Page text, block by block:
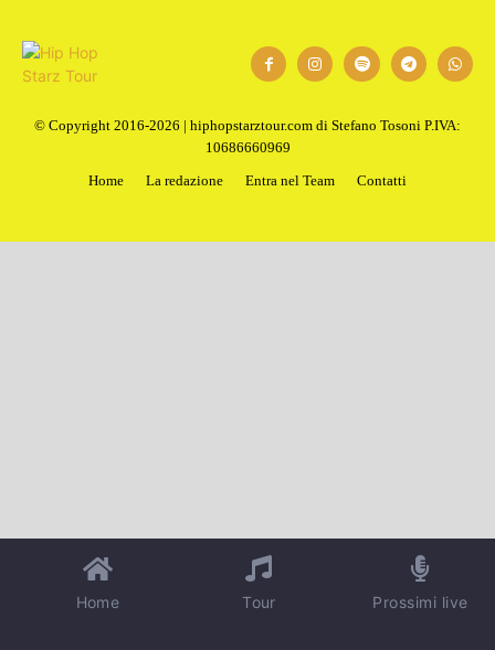
© Copyright 2016-2026 | hiphopstarztour.com di Stefano Tosoni P.IVA:
10686660969
Home
La redazione Entra nel Team Contatti
Home Tour Prossimi live